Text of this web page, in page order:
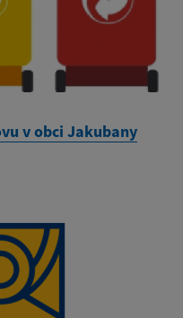
v obci Jakubany